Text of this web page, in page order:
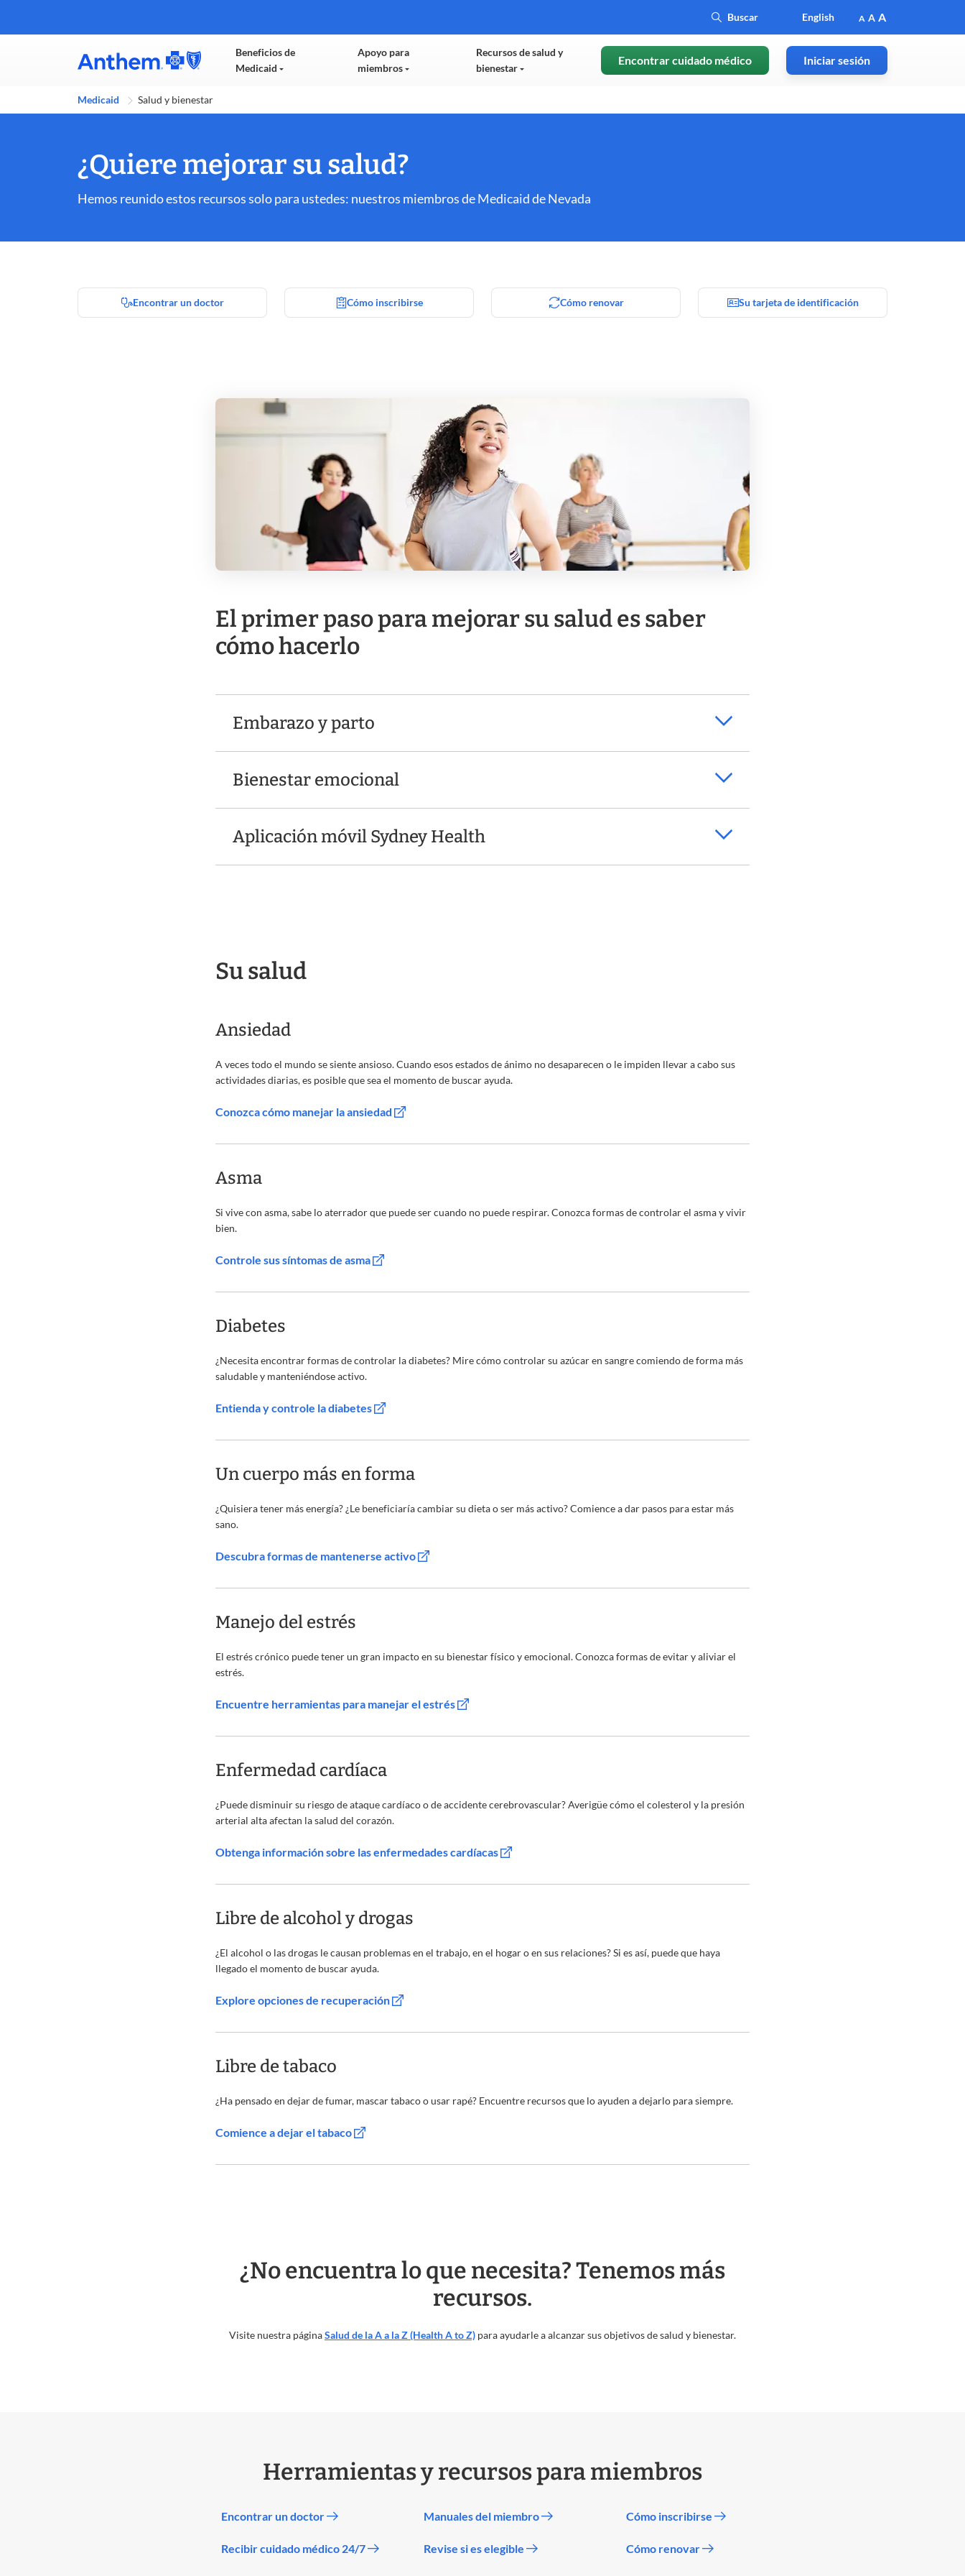
English A A A
Beneficios de
Medicaid
Apoyo para
miembros
Recursos de salud y
bienestar
Encontrar cuidado médico Iniciar sesión
Medicaid Salud y bienestar
¿Quiere mejorar su salud?
Hemos reunido estos recursos solo para ustedes: nuestros miembros de Medicaid de Nevada
Encontrar un doctor Cómo inscribirse Cómo renovar Su tarjeta de identificación
El primer paso para mejorar su salud es saber
cómo hacerlo
Embarazo y parto
Bienestar emocional
Aplicación móvil Sydney Health
Su salud
Ansiedad
A veces todo el mundo se siente ansioso. Cuando esos estados de ánimo no desaparecen o le impiden llevar a cabo sus
actividades diarias, es posible que sea el momento de buscar ayuda.
Conozca cómo manejar la ansiedad
Asma
Si vive con asma, sabe lo aterrador que puede ser cuando no puede respirar. Conozca formas de controlar el asma y vivir
bien.
Controle sus síntomas de asma
Diabetes
¿Necesita encontrar formas de controlar la diabetes? Mire cómo controlar su azúcar en sangre comiendo de forma más
saludable y manteniéndose activo.
Entienda y controle la diabetes
Un cuerpo más en forma
¿Quisiera tener más energía? ¿Le beneficiaría cambiar su dieta o ser más activo? Comience a dar pasos para estar más
sano.
Descubra formas de mantenerse activo
Manejo del estrés
El estrés crónico puede tener un gran impacto en su bienestar físico y emocional. Conozca formas de evitar y aliviar el
estrés.
Encuentre herramientas para manejar el estrés
Enfermedad cardíaca
¿Puede disminuir su riesgo de ataque cardíaco o de accidente cerebrovascular? Averigüe cómo el colesterol y la presión
arterial alta afectan la salud del corazón.
Obtenga información sobre las enfermedades cardíacas
Libre de alcohol y drogas
¿El alcohol o las drogas le causan problemas en el trabajo, en el hogar o en sus relaciones? Si es así, puede que haya
llegado el momento de buscar ayuda.
Explore opciones de recuperación
Libre de tabaco
¿Ha pensado en dejar de fumar, mascar tabaco o usar rapé? Encuentre recursos que lo ayuden a dejarlo para siempre.
Comience a dejar el tabaco
¿No encuentra lo que necesita? Tenemos más
recursos.
Visite nuestra páginaSalud de la A a la Z (Health A to Z) para ayudarle a alcanzar sus objetivos de salud y bienestar.
Herramientas y recursos para miembros
Encontrar un doctor
Recibir cuidado médico 24/7
Manuales del miembro
Revise si es elegible
Cómo inscribirse
Cómo renovar